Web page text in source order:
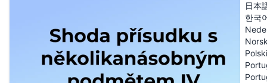
日本
한국
Polski